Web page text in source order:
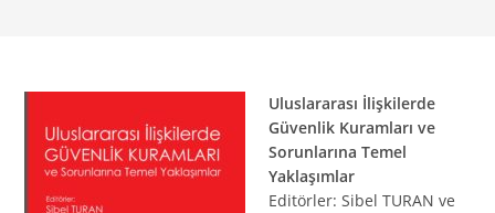
Uluslararası İlişkilerde
Güvenlik Kuramları ve
Sorunlarına Temel
Yaklaşımlar
Editörler: Sibel TURAN ve